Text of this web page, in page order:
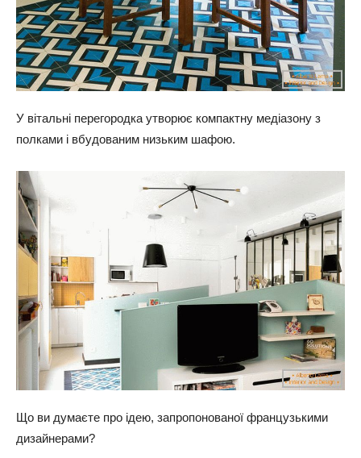
У вітальні перегородка утворює компактну медіазону з
полками і вбудованим низьким шафою.
Що ви думаєте про ідею, запропонованої французькими
дизайнерами?